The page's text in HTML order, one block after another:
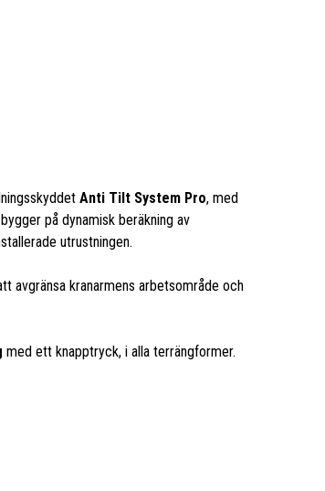
Anti Tilt System Pro, med
på dynamisk beräkning av
utrustningen.
avgränsa kranarmens arbetsområde och
med ett knapptryck, i alla terrängformer.